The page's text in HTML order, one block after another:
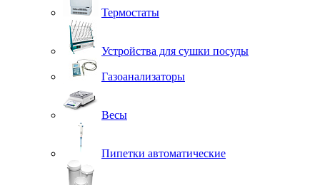
Термостаты
Устройства для сушки посуды
Газоанализаторы
Весы
Пипетки автоматические